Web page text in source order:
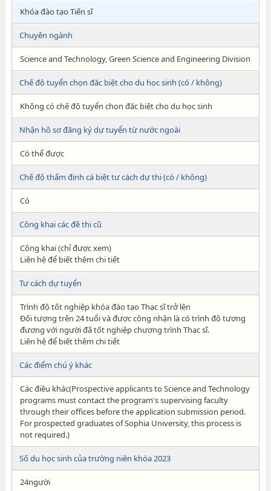
Khóa đào tạo Tiến sĩ
Chuyên ngành
Science and Technology, Green Science and Engineering Division
Chế độ tuyển chọn đăc biệt cho du học sinh (có / không)
Không có chế độ tuyển chọn đăc biệt cho du học sinh
Nhận hồ sơ đăng ký dự tuyển từ nước ngoài
Có thể được
Chế độ thẩm định cá biệt tư cách dự thi (có / không)
Có
Công khai các đề thi cũ
Công khai (chỉ được xem)
Liên hệ để biết thêm chi tiết
Tư cách dự tuyển
Trình độ tốt nghiệp khóa đào tạo Thạc sĩ trở lên
Đối tượng trên 24 tuổi và được công nhận là có trình độ tương
đương với người đã tốt nghiệp chương trình Thạc sĩ.
Liên hệ để biết thêm chi tiết
Các điểm chú ý khác
Các điều khác(Prospective applicants to Science and Technology
programs must contact the program's supervising faculty
through their offices before the application submission period.
For prospected graduates of Sophia University, this process is
not required.)
Số du học sinh của trường niên khóa 2023
24người